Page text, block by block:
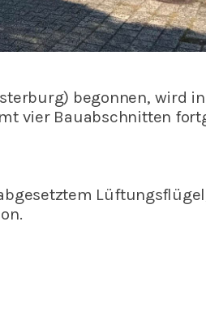
begonnen, wird
vier Bauabschnitten